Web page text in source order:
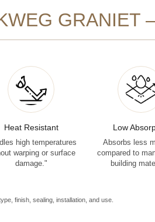
GRANIET
Heat Resistant
high temperatures
warping or surface
damage."
Low
Absorbs less
compared to
building
finish, sealing, installation, and use.